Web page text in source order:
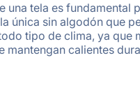
una tela es
única sin algodón que
tipo de clima, ya
mantengan calientes